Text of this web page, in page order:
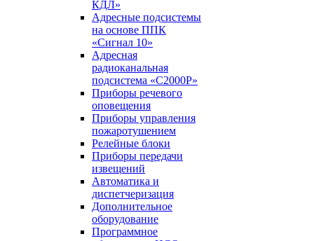
КДЛ»
Адресные подсистемы
на основе ППК
«Сигнал 10»
Адресная
радиоканальная
подсистема «С2000Р»
Приборы речевого
оповещения
Приборы управления
пожаротушением
Релейные блоки
Приборы передачи
извещений
Автоматика и
диспетчеризация
Дополнительное
оборудование
Программное